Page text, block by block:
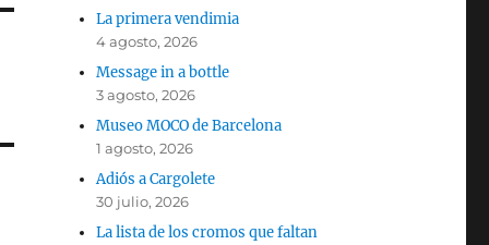
La primera vendimia
4 agosto, 2026
Message in a bottle
3 agosto, 2026
Museo MOCO de Barcelona
1 agosto, 2026
Adiós a Cargolete
30 julio, 2026
La lista de los cromos que faltan